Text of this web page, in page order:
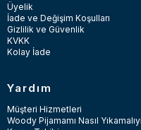
Üyelik
İade ve Değişim Koşulları
Gizlilik ve Güvenlik
KVKK
Kolay İade
Yardım
Müşteri Hizmetleri
Woody Pijamamı Nasıl